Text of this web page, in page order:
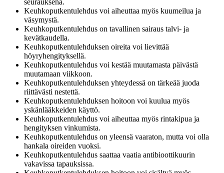
Keuhkoputkentulehdus voi aiheuttaa myös kuumeilua ja
väsymystä.
Keuhkoputkentulehdus on tavallinen sairaus talvi- ja
kevätkaudella.
Keuhkoputkentulehduksen oireita voi lievittää
höyryhengityksellä.
Keuhkoputkentulehdus voi kestää muutamasta päivästä
muutamaan viikkoon.
Keuhkoputkentulehduksen yhteydessä on tärkeää juoda
riittävästi nestettä.
Keuhkoputkentulehduksen hoitoon voi kuulua myös
yskänlääkkeiden käyttö.
Keuhkoputkentulehdus voi aiheuttaa myös rintakipua ja
hengityksen vinkumista.
Keuhkoputkentulehdus on yleensä vaaraton, mutta voi olla
hankala oireiden vuoksi.
Keuhkoputkentulehdus saattaa vaatia antibioottikuurin
vakavissa tapauksissa.